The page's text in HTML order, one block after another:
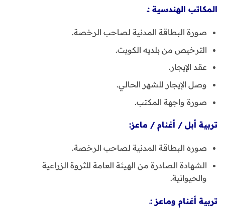
المكاتب الهندسية :ـ
صورة البطاقة المدنية لصاحب الرخصة.
الترخيص من بلديه الكويت.
عقد الإيجار.
وصل الإيجار للشهر الحالي.
صورة واجهة المكتب.
تربية أبل / أغنام / ماعز:
صوره البطاقة المدنية لصاحب الرخصة.
الشهادة الصادرة من الهيئة العامة للثروة الزراعية
والحيوانية.
تربية أغنام وماعز :ـ